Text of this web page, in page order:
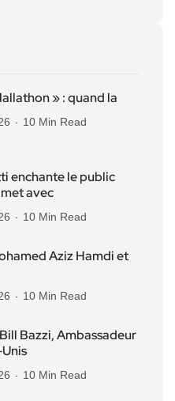
» : quand la
10 Min Read
enchante le public
avec
10 Min Read
Aziz Hamdi et
10 Min Read
Bazzi, Ambassadeur
10 Min Read